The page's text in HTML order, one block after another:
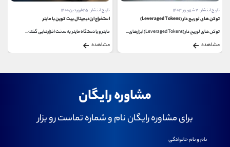
تاریخ انتشار : ۷ شهریور ۱۴۰۳
توکن های لوریج دار (Leveraged Tokens)
توکن‌ های لوریج‌ دار (Leveraged Tokens) ابزارهای...
مشاهده
تاریخ انتشار : ۲۵ فروردین ۱۴۰۰
استخراج ارز دیجیتال بیت کوین با ماینر
ماینر و یا دستگاه ماینر به سخت افزارهایی گفته...
مشاهده
مشاوره رایگان
برای مشاوره رایگان نام و شماره تماست رو بزار
نام و نام خانوادگی